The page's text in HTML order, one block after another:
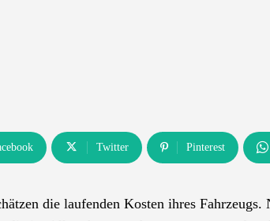
Twitter Pinterest
die laufenden Kosten ihres